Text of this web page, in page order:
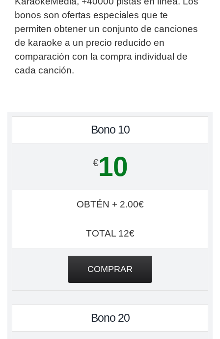
bonos son ofertas especiales que te
permiten obtener un conjunto de canciones
de karaoke a un precio reducido en
comparación con la compra individual de
cada canción.
Bono 10
€10
OBTÉN + 2.00€
TOTAL 12€
COMPRAR
Bono 20